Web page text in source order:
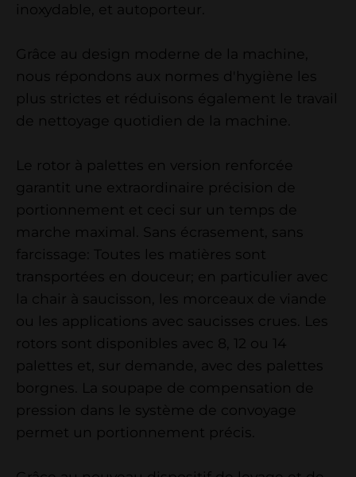
inoxydable, et autoporteur.
Grâce au design moderne de la machine,
nous répondons aux normes d'hygiène les
plus strictes et réduisons également le travail
de nettoyage quotidien de la machine.
Le rotor à palettes en version renforcée
garantit une extraordinaire précision de
portionnement et ceci sur un temps de
marche maximal. Sans écrasement, sans
farcissage: Toutes les matières sont
transportées en douceur; en particulier avec
la chair à saucisson, les morceaux de viande
ou les applications avec saucisses crues. Les
rotors sont disponibles avec 8, 12 ou 14
palettes et, sur demande, avec des palettes
borgnes. La soupape de compensation de
pression dans le système de convoyage
permet un portionnement précis.